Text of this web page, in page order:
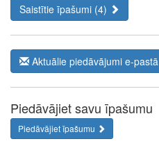
Saistītie īpašumi (4)
Aktuālie piedāvājumi e-pastā
Piedāvājiet savu īpašumu
Piedāvājiet īpašumu